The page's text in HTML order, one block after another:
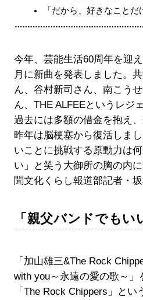
「だから、好きなことだ
今年、芸能生活60周年を迎
月に新曲を発表しました。
ん、谷村新司さん、南こう
ん、THE ALFEEというレジ
過去には多額の借金を抱え
昨年は脳梗塞から復活しま
いことに挑戦する原動力は
い」と笑う大御所の胸の内
聞文化くらし報道部記者・坂
「親父バンドでもい
「加山雄三&The Rock
with you～永遠の愛の歌～」
「The Rock Chippers」と